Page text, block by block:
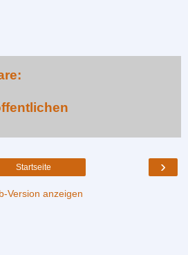
›
Startseite
Version anzeigen